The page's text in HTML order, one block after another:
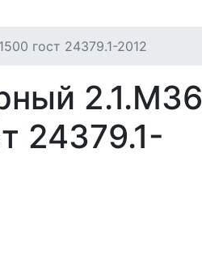
гост 24379.1-2012
2.1.М36
24379.1-